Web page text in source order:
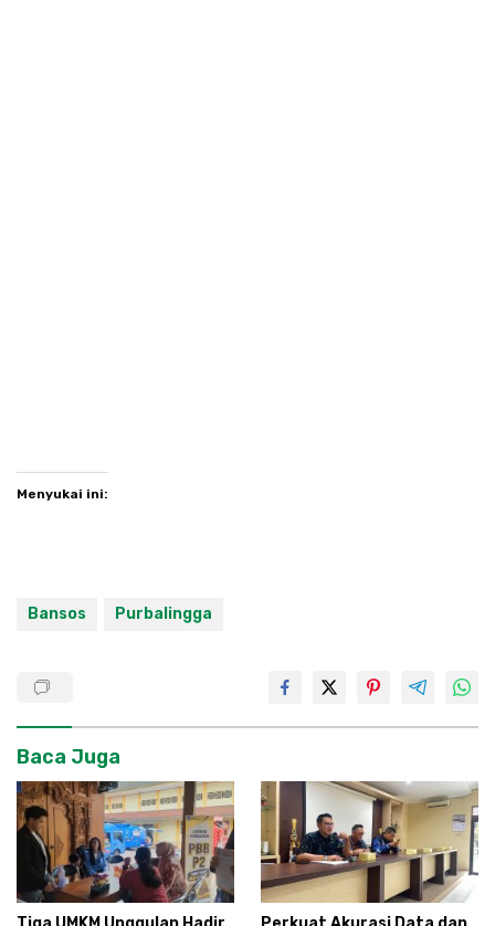
Menyukai ini:
Bansos Purbalingga
Baca Juga